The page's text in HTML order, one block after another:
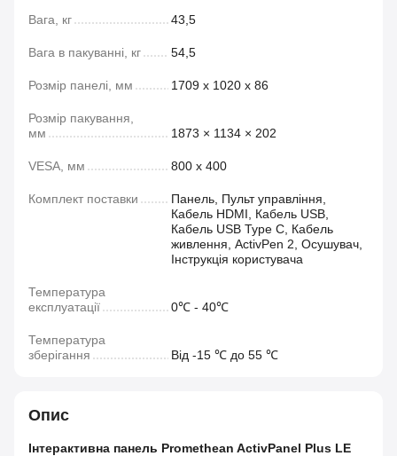
Вага, кг 43,5
Вага в пакуванні, кг 54,5
Розмір панелі, мм 1709 х 1020 х 86
Розмір пакування,
мм
1873 × 1134 × 202
VESA, мм 800 x 400
Комплект поставки
Панель, Пульт управління,
Кабель HDMI, Кабель USB,
Кабель USB Type C, Кабель
живлення, ActivPen 2, Осушувач,
Інструкція користувача
Температура
експлуатації
0℃ - 40℃
Температура
зберігання
Від -15 ℃ до 55 ℃
Опис
Інтерактивна панель Promethean ActivPanel Plus LE